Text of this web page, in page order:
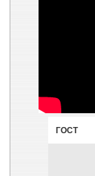
ГОСТ